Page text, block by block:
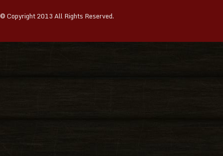
© Copyright 2013 All Rights Reserved.